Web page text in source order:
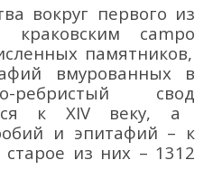
вокруг первого из
краковским campo
памятников,
вмурованных в
ребристый
свод
к XIV веку, а
й и эпитафий – к
из них – 1312